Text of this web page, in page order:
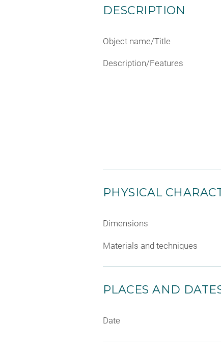
DESCRIPTION
Object name/Title
Description/Features
PHYSICAL
Dimensions
Materials and techniques
PLACES AND
Date